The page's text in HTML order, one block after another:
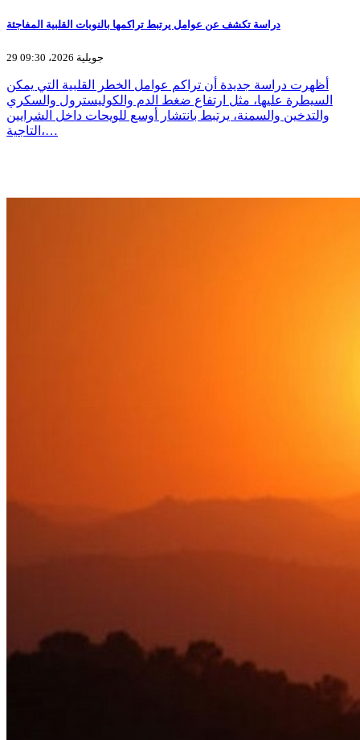
دراسة تكشف عن عوامل يرتبط تراكمها بالنوبات القلبية المفاجئة
29 جويلية 2026، 09:30
أظهرت دراسة جديدة أن تراكم عوامل الخطر القلبية التي يمكن
السيطرة عليها، مثل ارتفاع ضغط الدم والكوليسترول والسكري
والتدخين والسمنة، يرتبط بانتشار أوسع للويحات داخل الشرايين
التاجية،…